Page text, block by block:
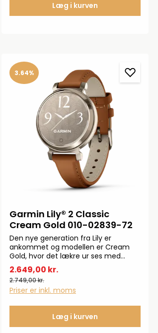
kortlægningLED-lommelygteGarmin
PayMusiklagerAmoled
Læg i kurven
3.64%
Garmin Lily® 2 Classic
Cream Gold 010-02839-72
Den nye generation fra Lily er
ankommet og modellen er Cream
Gold, hvor det lækre ur ses med
lækker tanlæderrem. Uret ses i det
klassiske feminine design,
somkendetegner Garmin Lily. Uret ses
med en masse fede features, hvor vi
batteritidFlydende krystal
skærm TouchGlasmateriale i Corning
2.649,00 kr.
2.749,00 kr.
Priser er inkl. moms
Læg i kurven